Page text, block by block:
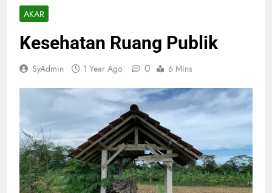
AKAR
Kesehatan Ruang Publik
SyAdmin 1 Year Ago 0 6 Mins